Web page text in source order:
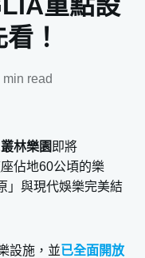
！
min read
林樂園 即將
佔地60公頃的樂
」與現代娛樂完美結
設施，並已全面開放